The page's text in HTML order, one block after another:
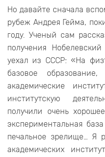
Но давайте сначала
рубеж Андрея Гейма,
году. Ученый сам
получения
уехал из СССР: «На
базовое
академические
институтскую
получили очень
экспериментальная
печальное зрелище… Я
академических